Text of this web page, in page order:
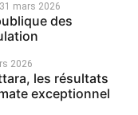
31 mars 2026
des
2026
les résultats
exceptionnel